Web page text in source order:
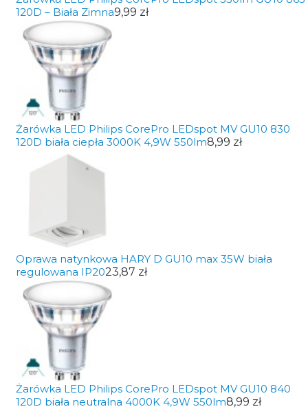
120D – Biała Zimna9,99 zł
Żarówka LED Philips CorePro LEDspot MV GU10 830
120D biała ciepła 3000K 4,9W 550lm8,99 zł
Oprawa natynkowa HARY D GU10 max 35W biała
regulowana IP2023,87 zł
Żarówka LED Philips CorePro LEDspot MV GU10 840
120D biała neutralna 4000K 4,9W 550lm8,99 zł